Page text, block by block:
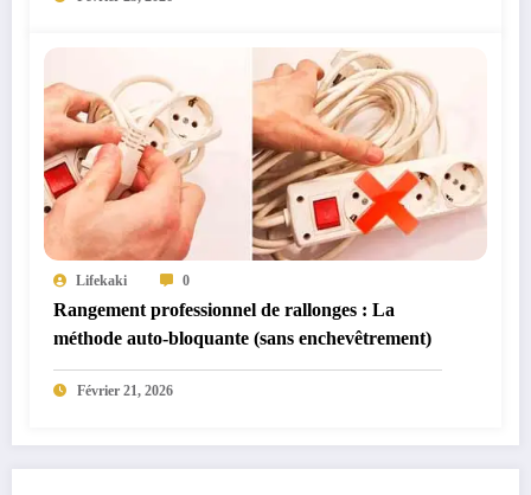
Lifekaki 0
Rangement professionnel de rallonges : La
méthode auto-bloquante (sans enchevêtrement)
Février 21, 2026